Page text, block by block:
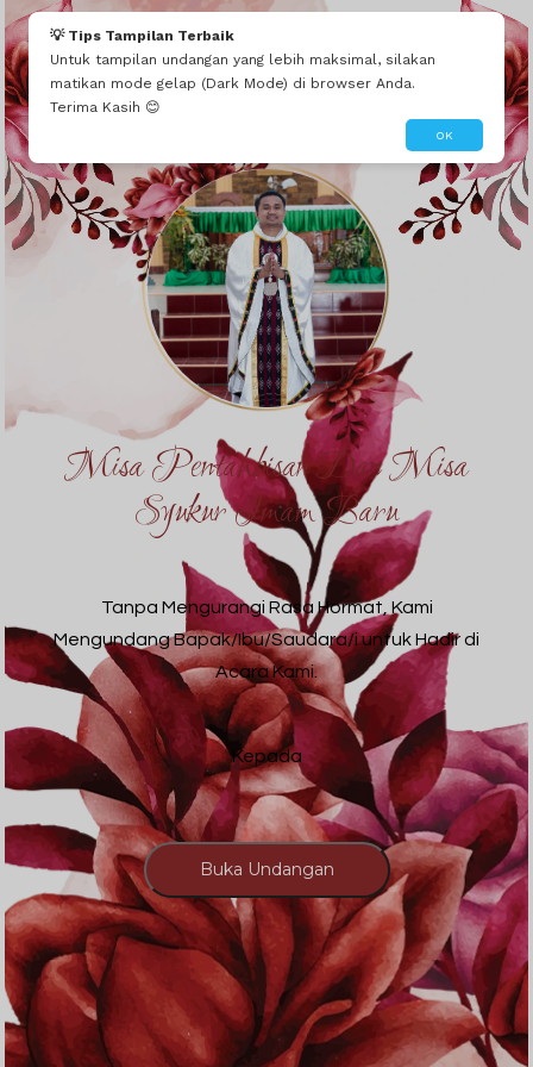
💡 Tips Tampilan Terbaik
Untuk tampilan undangan yang lebih maksimal, silakan
matikan mode gelap (Dark Mode) di browser Anda.
Terima Kasih 😊
OK
Misa Pentahbisan Dan Misa
Syukur Imam Baru
Tanpa Mengurangi Rasa Hormat, Kami
Mengundang Bapak/Ibu/Saudara/i untuk Hadir di
Acara Kami.
Kepada
Buka Undangan